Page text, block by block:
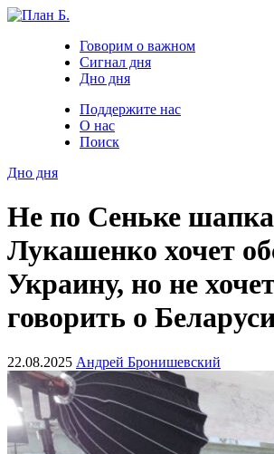
Говорим о важном
Сигнал дня
Дно дня
Поддержите нас
О нас
Поиск
Дно дня
Не по Сеньке
Лукашенко хочет
Украину, но не
говорить о
22.08.2025 Андрей Бронишевский